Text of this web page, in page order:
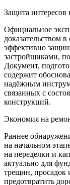
Защита интересов
Официальное
доказательством
эффективно
застройщиками,
Документ,
содержит
надёжным
связанных с
конструкций.
Экономия на
Раннее
на начальном
на переделки и
актуально для
трещин, просадок
предотвратить